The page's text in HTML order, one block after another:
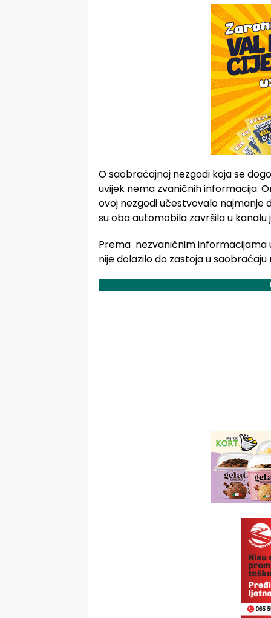
O saobraćajnoj nezgodi koja se
uvijek nema zvaničnih informacija.
ovoj nezgodi učestvovalo najmanje
su oba automobila završila u kanalu
Prema nezvaničnim informacijama
nije dolazilo do zastoja u